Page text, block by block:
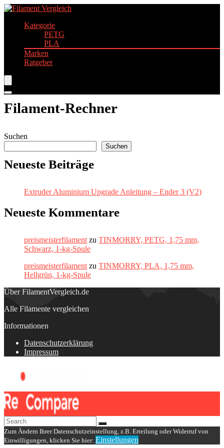
Kategorie
PETG
PLA
Marken
Ratgeber
Filament-Rechner
Suchen
Suchen
Neueste Beiträge
Extruder Aluminium Upgrade Anleitung – Ender 3 (V2)
Neueste Kommentare
preismeisterfilament zu TINMORRY, PETG, 1,75 mm,
Schwarz, 1-kg-Spule
preismeisterfilament zu TINMORRY, PLA, 1,75 mm,
Hellgrün, 1-kg-Spule
Über FilamentVergleich.de
Alle Filamente vergleichen
Informationen
Datenschutzerklärung
Impressum
Zum Ändern Ihrer Datenschutzeinstellung, z.B. Erteilung oder Widerruf von
Einwilligungen, klicken Sie hier: Einstellungen